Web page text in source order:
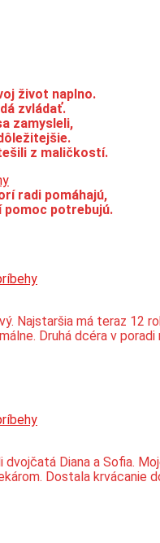
život naplno.
zvládať.
zamysleli,
z maličkostí.
radi pomáhajú,
potrebujú.
Najstaršia má teraz 12
Druhá dcéra v poradi
Diana a Sofia.
Dostala krvácanie